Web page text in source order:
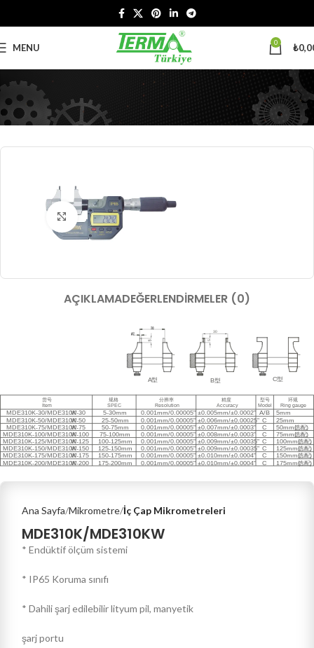
MENU 0 ₺
Büyütmek için tıklayın
AÇIKLAMADEĞERLENDIRMELER (0)
Ana Sayfa Mikrometre İç Çap Mikrometreleri
MDE310K/MDE310KW
* Endüktif ölçüm sistemi
* IP65 Koruma sınıfı
* Dahili şarj edilebilir lityum pil, manyetik
şarj portu